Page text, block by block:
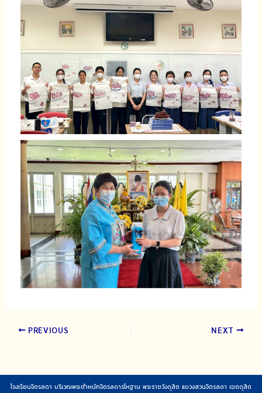
PREVIOUS NEXT
โรงเรียนจิตรลดา บริเวณพระตำหนักจิตรลดารโหฐาน พระราชวังดุสิต แขวงสวนจิตรลดา เขตดุสิต